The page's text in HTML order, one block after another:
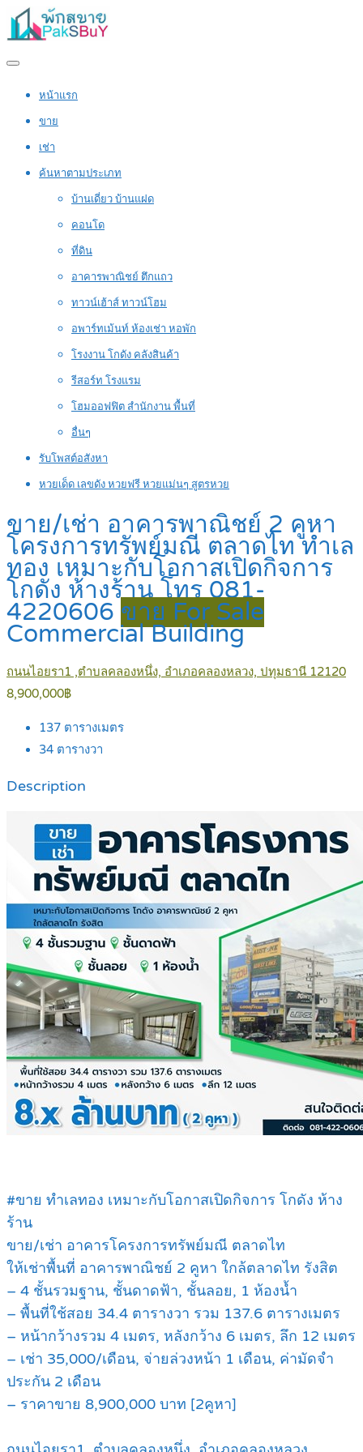
หน้าแรก
ขาย
เช่า
ค้นหาตามประเภท
บ้านเดี่ยว บ้านแฝด
คอนโด
ที่ดิน
อาคารพาณิชย์ ตึกแถว
ทาวน์เฮ้าส์ ทาวน์โฮม
อพาร์ทเม้นท์ ห้องเช่า หอพัก
โรงงาน โกดัง คลังสินค้า
รีสอร์ท โรงแรม
โฮมออฟฟิต สำนักงาน พื้นที่
อื่นๆ
รับโพสต์อสังหา
หวยเด็ด เลขดัง หวยฟรี หวยแม่นๆ สูตรหวย
ขาย/เช่า อาคารพาณิชย์ 2 คูหา
โครงการทรัพย์มณี ตลาดไท ทำเล
ทอง เหมาะกับโอกาสเปิดกิจการ
โกดัง ห้างร้าน โทร 081-
4220606 ขาย For Sale
Commercial Building
ถนนไอยรา1 ,ตำบลคลองหนึ่ง, อำเภอคลองหลวง, ปทุมธานี 12120
8,900,000฿
137 ตารางเมตร
34 ตารางวา
Description
#ขาย ทำเลทอง เหมาะกับโอกาสเปิดกิจการ โกดัง ห้าง
ร้าน
ขาย/เช่า อาคารโครงการทรัพย์มณี ตลาดไท
ให้เช่าพื้นที่ อาคารพาณิชย์ 2 คูหา ใกล้ตลาดไท รังสิต
– 4 ชั้นรวมฐาน, ชั้นดาดฟ้า, ชั้นลอย, 1 ห้องน้ำ
– พื้นที่ใช้สอย 34.4 ตารางวา รวม 137.6 ตารางเมตร
– หน้ากว้างรวม 4 เมตร, หลังกว้าง 6 เมตร, ลึก 12 เมตร
– เช่า 35,000/เดือน, จ่ายล่วงหน้า 1 เดือน, ค่ามัดจำ
ประกัน 2 เดือน
– ราคาขาย 8,900,000 บาท [2คูหา]